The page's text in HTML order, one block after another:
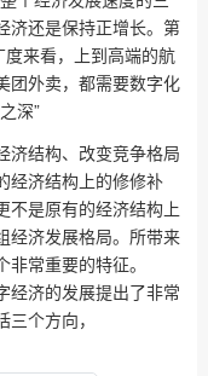
济还是保持正增长。第
度来看，上到高端的航
团外卖，都需要数字化
深”
结构、改变竞争格局
经济结构上的修修补
不是原有的经济结构上
经济发展格局。所带来
常重要的特征。
经济的发展提出了非常
个方向，